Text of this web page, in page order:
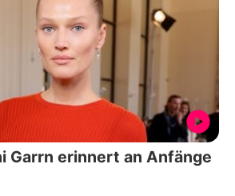
Garrn erinnert an Anfänge